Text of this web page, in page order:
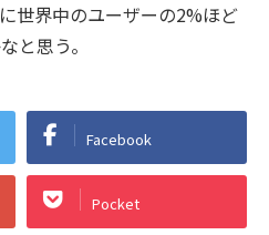
世界中のユーザーの2%ほど
と思う。
Facebook
Pocket